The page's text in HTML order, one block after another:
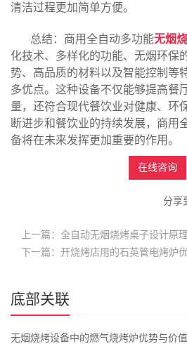
清洁过程更加简单方便。
总结：商用全自动多功能无烟
化技术、多样化的功能、无烟环保
势、高品质的材料以及智能控制等
多优点。这种设备不仅能够提高餐
量，还符合现代餐饮业对健康、环
断进步和餐饮业的持续发展，商用
备将在未来发挥更加重要的作用。
在线咨询
分享
上一篇：全自动无烟烧烤桌子设计原
下一篇：开烧烤店用的石英管电烤炉
底部关联
无烟烧烤设备中的燃气烧烤炉优势与价值